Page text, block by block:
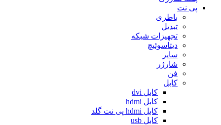
پی نت
باطری
تبدیل
تجهیزات شبکه
دیتاسوئیچ
سایر
شارژر
فن
کابل
کابل dvi
کابل hdmi
کابل hdmi پی نت گلد
کابل usb